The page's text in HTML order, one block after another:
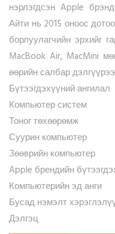
нэрлэгдсэн Apple
Айти нь 2015 оноос
борлуулагчийн эрхийг
MacBook Air, MacMini
өөрийн салбар
Бүтээгдэхүүний ангилал
Компьютер систем
Тоног төхөөрөмж
Суурин компьютер
Зөөврийн компьютер
Apple брендийн
Компьютерийн эд анги
Бусад нэмэлт
Дэлгэц